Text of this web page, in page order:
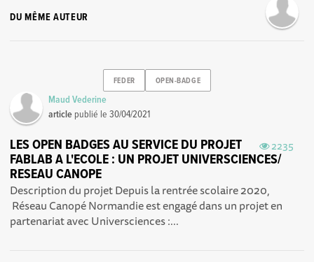
DU MÊME AUTEUR
FEDER OPEN-BADGE
Maud Vederine
article publié le30/04/2021
2235
LES OPEN BADGES AU SERVICE DU PROJET
FABLAB A L'ECOLE : UN PROJET UNIVERSCIENCES/
RESEAU CANOPE
Description du projet Depuis la rentrée scolaire 2020,
Réseau Canopé Normandie est engagé dans un projet en
partenariat avec Universciences :...